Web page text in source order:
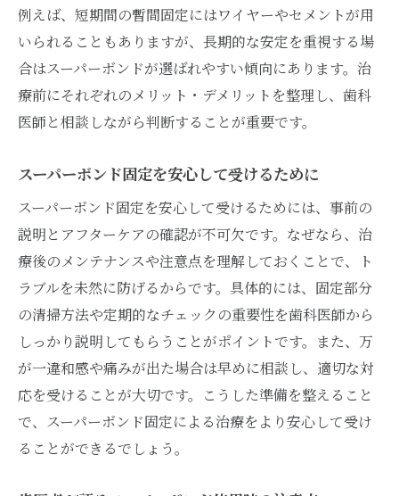
例えば、短期間の暫間固定にはワイヤーやセメントが用
いられることもありますが、長期的な安定を重視する場
合はスーパーボンドが選ばれやすい傾向にあります。治
療前にそれぞれのメリット・デメリットを整理し、歯科
医師と相談しながら判断することが重要です。
スーパーボンド固定を安心して受けるために
スーパーボンド固定を安心して受けるためには、事前の
説明とアフターケアの確認が不可欠です。なぜなら、治
療後のメンテナンスや注意点を理解しておくことで、ト
ラブルを未然に防げるからです。具体的には、固定部分
の清掃方法や定期的なチェックの重要性を歯科医師から
しっかり説明してもらうことがポイントです。また、万
が一違和感や痛みが出た場合は早めに相談し、適切な対
応を受けることが大切です。こうした準備を整えること
で、スーパーボンド固定による治療をより安心して受け
ることができるでしょう。